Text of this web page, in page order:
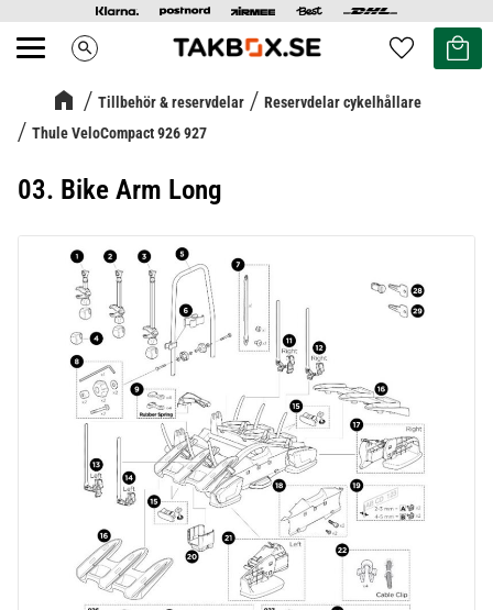
Meny search Favoriter
Kundvagn
Tillbehör & reservdelar
Reservdelar cykelhållare
Thule VeloCompact 926 927
03. Bike Arm Long